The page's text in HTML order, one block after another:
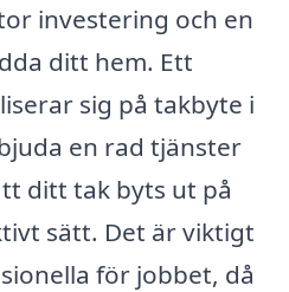
investering och en
ditt hem. Ett
sig på takbyte i
en rad tjänster
ditt tak byts ut på
sätt. Det är viktigt
för jobbet, då